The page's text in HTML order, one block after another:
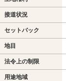
接道状況
セットバック
地目
法令上の制限
用途地域